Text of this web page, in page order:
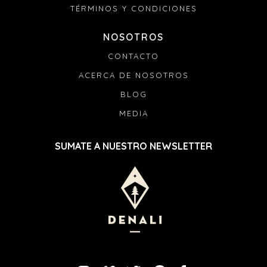
TÉRMINOS Y CONDICIONES
NOSOTROS
CONTACTO
ACERCA DE NOSOTROS
BLOG
MEDIA
SUMATE A NUESTRO NEWSLETTER